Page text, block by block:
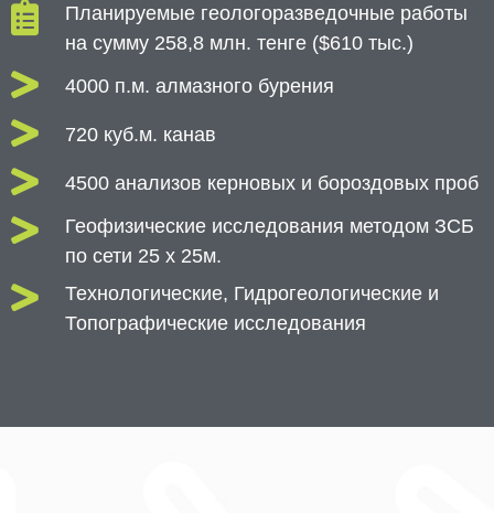
Планируемые геологоразведочные работы
на сумму 258,8 млн. тенге ($610 тыс.)
4000 п.м. алмазного бурения
720 куб.м. канав
4500 анализов керновых и бороздовых проб
Геофизические исследования методом ЗСБ
по сети 25 х 25м.
Технологические, Гидрогеологические и
Топографические исследования